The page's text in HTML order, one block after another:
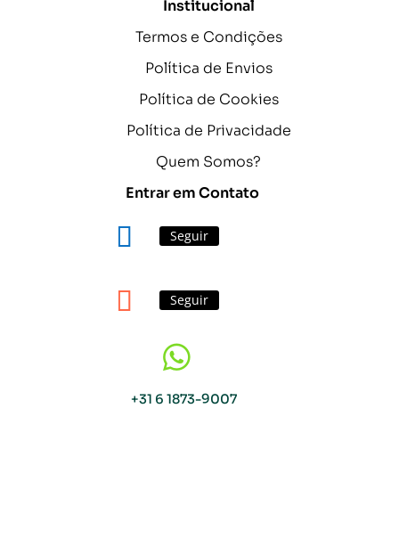
Institucional
Termos e Condições
Política de Envios
Política de Cookies
Política de Privacidade
Quem Somos?
Entrar em Contato
Seguir
Seguir

+31 6 1873-9007